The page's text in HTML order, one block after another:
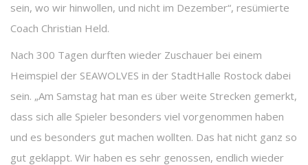
sein, wo wir hinwollen, und nicht im Dezember“, resümierte
Coach Christian Held.
Nach 300 Tagen durften wieder Zuschauer bei einem
Heimspiel der SEAWOLVES in der StadtHalle Rostock dabei
sein. „Am Samstag hat man es über weite Strecken gemerkt,
dass sich alle Spieler besonders viel vorgenommen haben
und es besonders gut machen wollten. Das hat nicht ganz so
gut geklappt. Wir haben es sehr genossen, endlich wieder